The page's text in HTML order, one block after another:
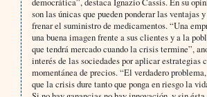
son las únicas que pueden ponderar las ventajas
frenar el suministro de medicamentos. “Una
una buena imagen frente a sus clientes y a la
que tendrá mercado cuando la crisis termine”,
interés de las sociedades por aplicar estrategias
momentánea de precios. “El verdadero
que la crisis dure tanto que ponga en riesgo la